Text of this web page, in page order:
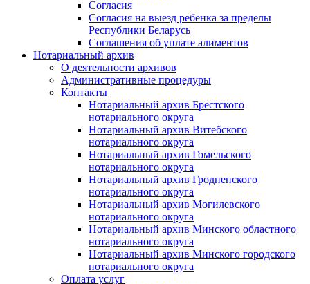
Согласия
Согласия на выезд ребенка за пределы
Республики Беларусь
Соглашения об уплате алиментов
Нотариальный архив
О деятельности архивов
Административные процедуры
Контакты
Нотариальный архив Брестского
нотариального округа
Нотариальный архив Витебского
нотариального округа
Нотариальный архив Гомельского
нотариального округа
Нотариальный архив Гродненского
нотариального округа
Нотариальный архив Могилевского
нотариального округа
Нотариальный архив Минского областного
нотариального округа
Нотариальный архив Минского городского
нотариального округа
Оплата услуг